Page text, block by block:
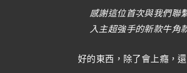
感謝這位首次與我們聯
入主超強手的新款牛角
好的東西，除了會上癮，